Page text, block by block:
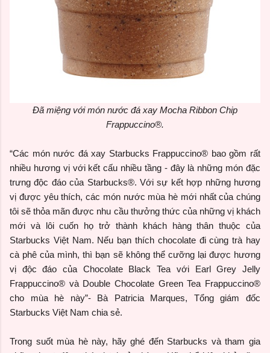
Đã miệng với món nước đá xay Mocha Ribbon Chip
Frappuccino®.
“Các món nước đá xay Starbucks Frappuccino® bao gồm rất
nhiều hương vị với kết cấu nhiều tầng - đây là những món đặc
trưng độc đáo của Starbucks®. Với sự kết hợp những hương
vị được yêu thích, các món nước mùa hè mới nhất của chúng
tôi sẽ thỏa mãn được nhu cầu thưởng thức của những vị khách
mới và lôi cuốn họ trở thành khách hàng thân thuộc của
Starbucks Việt Nam. Nếu bạn thích chocolate đi cùng trà hay
cà phê của mình, thì bạn sẽ không thể cưỡng lại được hương
vị độc đáo của Chocolate Black Tea với Earl Grey Jelly
Frappuccino® và Double Chocolate Green Tea Frappuccino®
cho mùa hè này”- Bà Patricia Marques, Tổng giám đốc
Starbucks Việt Nam chia sẻ.
Trong suốt mùa hè này, hãy ghé đến Starbucks và tham gia